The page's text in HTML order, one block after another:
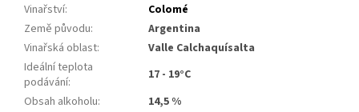
Vinařství:
Colomé
Země původu:
Argentina
Vinařská oblast:
Valle Calchaquísalta
Ideální teplota
podávání:
17 - 19°C
Obsah alkoholu:
14,5 %